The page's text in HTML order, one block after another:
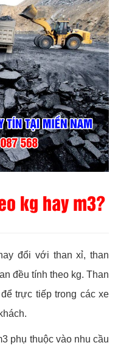
kg hay m3?
đổi với than xỉ, than
đều tính theo kg. Than
trực tiếp trong các xe
phụ thuộc vào nhu cầu